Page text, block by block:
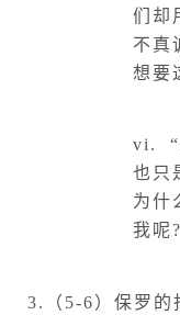
们却
不真
想要
vi.
也只
为什
我呢?
3. （ 5-6）保罗的